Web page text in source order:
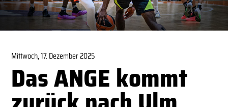
Mittwoch, 17. Dezember 2025
Das ANGE kommt